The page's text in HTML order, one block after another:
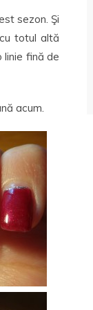
sezon. Şi
totul altă
linie fină de
acum.